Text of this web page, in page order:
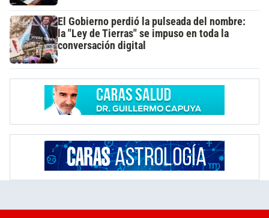
El Gobierno perdió la pulseada del nombre:
la "Ley de Tierras" se impuso en toda la
conversación digital